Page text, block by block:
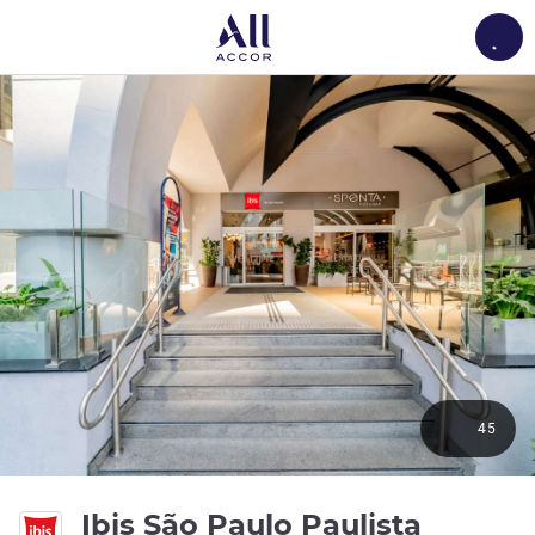
Ibis São Paulo Paulista
45